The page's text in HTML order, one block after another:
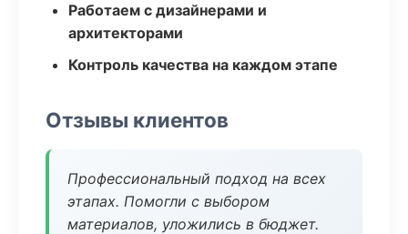
Работаем с дизайнерами и
архитекторами
Контроль качества на каждом этапе
Отзывы клиентов
Профессиональный подход на всех
этапах. Помогли с выбором
материалов, уложились в бюджет.